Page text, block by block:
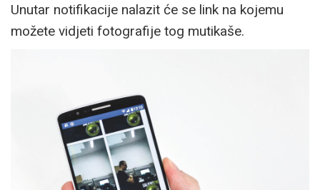
Unutar notifikacije nalazit će se link na kojemu
možete vidjeti fotografije tog mutikaše.